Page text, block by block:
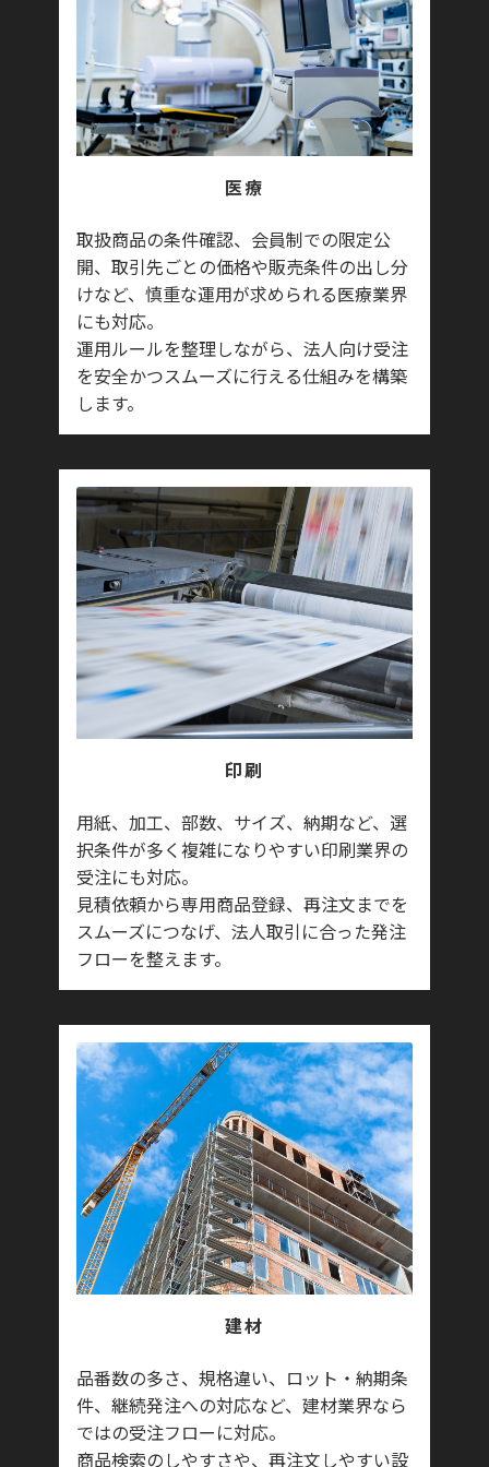
医療
取扱商品の条件確認、会員制での限定公
開、取引先ごとの価格や販売条件の出し分
けなど、慎重な運用が求められる医療業界
にも対応。
運用ルールを整理しながら、法人向け受注
を安全かつスムーズに行える仕組みを構築
します。
印刷
用紙、加工、部数、サイズ、納期など、選
択条件が多く複雑になりやすい印刷業界の
受注にも対応。
見積依頼から専用商品登録、再注文までを
スムーズにつなげ、法人取引に合った発注
フローを整えます。
建材
品番数の多さ、規格違い、ロット・納期条
件、継続発注への対応など、建材業界なら
ではの受注フローに対応。
商品検索のしやすさや、再注文しやすい設